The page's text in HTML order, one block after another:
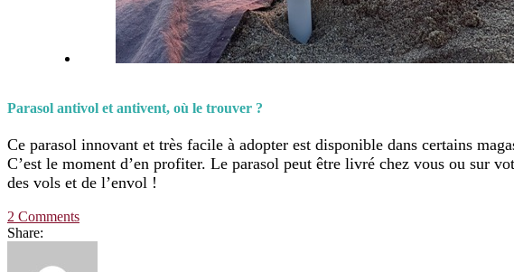
Parasol antivol et antivent, où le trouver ?
Ce parasol innovant et très facile à adopter est disponible dans certains
C’est le moment d’en profiter. Le parasol peut être livré chez vous ou sur
des vols et de l’envol !
2 Comments
Share: